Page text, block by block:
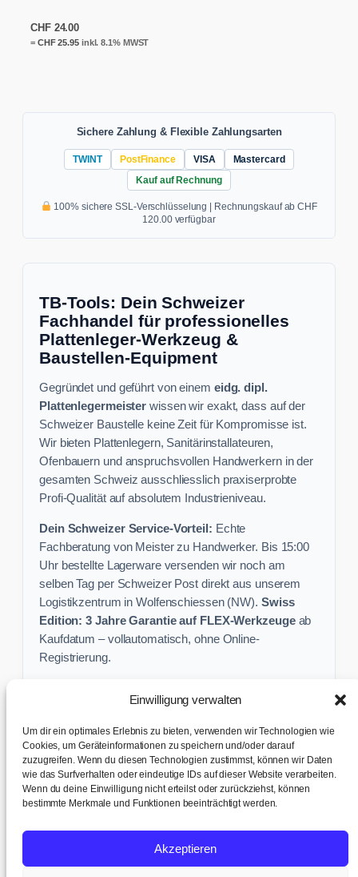
Einwilligung verwalten
Um dir ein optimales Erlebnis zu bieten, verwenden wir Technologien wie
Cookies, um Geräteinformationen zu speichern und/oder darauf
zuzugreifen. Wenn du diesen Technologien zustimmst, können wir Daten
wie das Surfverhalten oder eindeutige IDs auf dieser Website verarbeiten.
Wenn du deine Einwilligung nicht erteilst oder zurückziehst, können
bestimmte Merkmale und Funktionen beeinträchtigt werden.
Akzeptieren
CHF24.00
= CHF25.95inkl. 8.1% MWST
Sichere Zahlung & Flexible Zahlungsarten
TWINT PostFinance VISA
Mastercard
Kauf auf Rechnung
100% sichere SSL-Verschlüsselung | Rechnungskauf ab CHF
120.00 verfügbar
TB-Tools: Dein Schweizer
Fachhandel für professionelles
Plattenleger-Werkzeug &
Baustellen-Equipment
Gegründet und geführt von einem eidg. dipl.
Plattenlegermeister wissen wir exakt, dass auf der
Schweizer Baustelle keine Zeit für Kompromisse ist.
Wir bieten Plattenlegern, Sanitärinstallateuren,
Ofenbauern und anspruchsvollen Handwerkern in der
gesamten Schweiz ausschliesslich praxiserprobte
Profi-Qualität auf absolutem Industrieniveau.
Dein Schweizer Service-Vorteil: Echte
Fachberatung von Meister zu Handwerker. Bis 15:00
Uhr bestellte Lagerware versenden wir noch am
selben Tag per Schweizer Post direkt aus unserem
Logistikzentrum in Wolfenschiessen (NW). Swiss
Edition: 3 Jahre Garantie auf FLEX-Werkzeugeab
Kaufdatum – vollautomatisch, ohne Online-
Registrierung.
Sichere dir exklusive Angebote und praktische
Baustellen-Tipps direkt in dein Postfach.
✉ Zur Anmeldung
Versand & Abholung |Cookie-Richtlinie